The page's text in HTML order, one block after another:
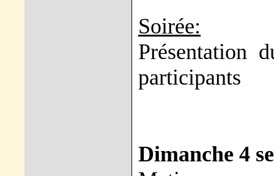
Soirée:
Présentation
participants
Dimanche 4